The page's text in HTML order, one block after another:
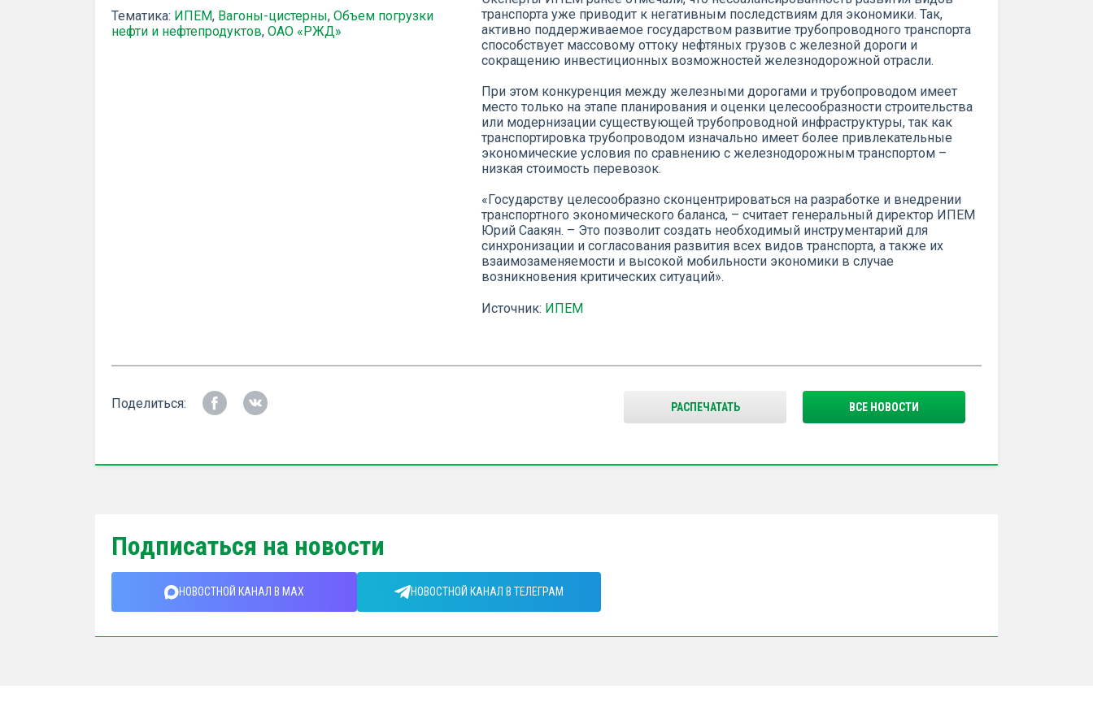
Тематика: ИПЕМ, Вагоны-цистерны, Объем погрузки
нефти и нефтепродуктов, ОАО «РЖД»
транспорта уже приводит к негативным последствиям для экономики. Так,
активно поддерживаемое государством развитие трубопроводного транспорта
способствует массовому оттоку нефтяных грузов с железной дороги и
сокращению инвестиционных возможностей железнодорожной отрасли.
При этом конкуренция между железными дорогами и трубопроводом имеет
место только на этапе планирования и оценки целесообразности строительства
или модернизации существующей трубопроводной инфраструктуры, так как
транспортировка трубопроводом изначально имеет более привлекательные
экономические условия по сравнению с железнодорожным транспортом –
низкая стоимость перевозок.
«Государству целесообразно сконцентрироваться на разработке и внедрении
транспортного экономического баланса, – считает генеральный директор ИПЕМ
Юрий Саакян. – Это позволит создать необходимый инструментарий для
синхронизации и согласования развития всех видов транспорта, а также их
взаимозаменяемости и высокой мобильности экономики в случае
возникновения критических ситуаций».
Источник: ИПЕМ
Поделиться: ВСЕ НОВОСТИ
РАСПЕЧАТАТЬ
Подписаться на новости
НОВОСТНОЙ КАНАЛ В MAX НОВОСТНОЙ КАНАЛ В ТЕЛЕГРАМ